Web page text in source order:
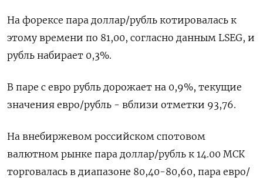
На форексе пара доллар/рубль котировалась к
этому времени по 81,00, согласно данным LSEG, и
рубль набирает 0,3%.
В паре с евро рубль дорожает на 0,9%, текущие
значения евро/рубль - вблизи отметки 93,76.
На внебиржевом российском спотовом
валютном рынке пара доллар/рубль к 14.00 МСК
торговалась в диапазоне 80,40-80,60, пара евро/